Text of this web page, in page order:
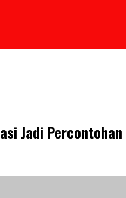
Jadi Percontohan